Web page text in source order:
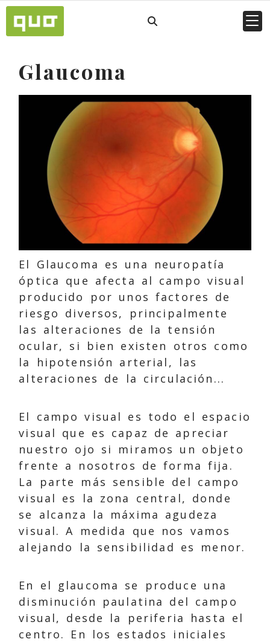
Glaucoma
El Glaucoma es una neuropatía
óptica que afecta al campo visual
producido por unos factores de
riesgo diversos, principalmente
las alteraciones de la tensión
ocular, si bien existen otros como
la hipotensión arterial, las
alteraciones de la circulación...
El campo visual es todo el espacio
visual que es capaz de apreciar
nuestro ojo si miramos un objeto
frente a nosotros de forma fija.
La parte más sensible del campo
visual es la zona central, donde
se alcanza la máxima agudeza
visual. A medida que nos vamos
alejando la sensibilidad es menor.
En el glaucoma se produce una
disminución paulatina del campo
visual, desde la periferia hasta el
centro. En los estados iniciales